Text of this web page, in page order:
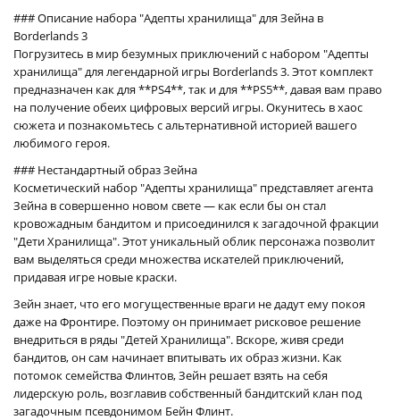
### Описание набора "Адепты хранилища" для Зейна в
Borderlands 3
Погрузитесь в мир безумных приключений с набором "Адепты
хранилища" для легендарной игры Borderlands 3. Этот комплект
предназначен как для **PS4**, так и для **PS5**, давая вам право
на получение обеих цифровых версий игры. Окунитесь в хаос
сюжета и познакомьтесь с альтернативной историей вашего
любимого героя.
### Нестандартный образ Зейна
Косметический набор "Адепты хранилища" представляет агента
Зейна в совершенно новом свете — как если бы он стал
кровожадным бандитом и присоединился к загадочной фракции
"Дети Хранилища". Этот уникальный облик персонажа позволит
вам выделяться среди множества искателей приключений,
придавая игре новые краски.
Зейн знает, что его могущественные враги не дадут ему покоя
даже на Фронтире. Поэтому он принимает рисковое решение
внедриться в ряды "Детей Хранилища". Вскоре, живя среди
бандитов, он сам начинает впитывать их образ жизни. Как
потомок семейства Флинтов, Зейн решает взять на себя
лидерскую роль, возглавив собственный бандитский клан под
загадочным псевдонимом Бейн Флинт.